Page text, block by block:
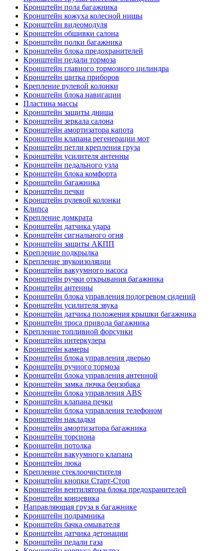
Кронштейн пола багажника
Кронштейн кожуха колесной нишы
Кронштейн видеомодуля
Кронштейн обшивки салона
Кронштейн полки багажника
Кронштейн блока предохранителей
Кронштейн педали тормоза
Кронштейн главного тормозного цилиндра
Кронштейн щитка приборов
Крепление рулевой колонки
Кронштейн блока навигации
Пластина массы
Кронштейн защиты днища
Кронштейн зеркала салона
Кронштейн амортизатора капота
Кронштейн клапана регенерации мот
Кронштейн петли крепления груза
Кронштейн усилителя антенны
Кронштейн педального узла
Кронштейн блока комфорта
Кронштейн багажника
Кронштейн печки
Кронштейн рулевой колонки
Клипса
Крепление домкрата
Кронштейн датчика удара
Кронштейн сигнального огня
Кронштейн защиты АКПП
Крепление подкрылка
Крепление звукоизоляции
Кронштейн вакуумного насоса
Кронштейн ручки открывания багажника
Кронштейн антенны
Кронштейн блока управления подогревом сидений
Кронштейн усилителя звука
Кронштейн датчика положения крышки багажника
Кронштейн троса привода багажника
Крепление топливной форсунки
Кронштейн интеркулера
Кронштейн камеры
Кронштейн блока управления дверью
Кронштейн ручного тормоза
Кронштейн блока управления антенной
Кронштейн замка лючка бензобака
Кронштейн блока управления ABS
Кронштейн клапана печки
Кронштейн блока управления телефоном
Кронштейн накладки
Кронштейн амортизатора багажника
Кронштейн торсиона
Кронштейн потолка
Кронштейн вакуумного клапана
Кронштейн люка
Крепление стеклоочистителя
Кронштейн кнопки Старт-Стоп
Кронштейн вентилятора блока предохранителей
Кронштейн концевика
Направляющая груза в багажнике
Кронштейн подрамника
Кронштейн бачка омывателя
Кронштейн датчика детонации
Кронштейн педали газа